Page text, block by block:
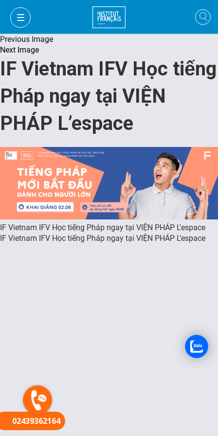
FR
Previous Image
Next Image
IF Vietnam IFV Học tiếng
Pháp ngay tại VIỆN
PHÁP L’espace
IF Vietnam IFV Học tiếng Pháp ngay tại VIỆN PHÁP L'espace
IF Vietnam IFV Học tiếng Pháp ngay tại VIỆN PHÁP L’espace
02439362164